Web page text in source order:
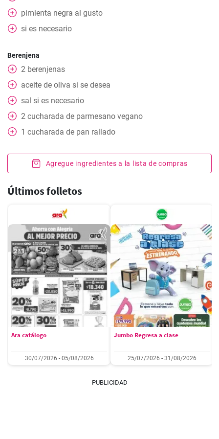
pimienta negra al gusto
si es necesario
Berenjena
2 berenjenas
aceite de oliva si se desea
sal si es necesario
2 cucharada de parmesano vegano
1 cucharada de pan rallado
Agregue ingredientes a la lista de compras
Últimos folletos
Ara catálogo
30/07/2026 - 05/08/2026
Jumbo Regresa a clase
25/07/2026 - 31/08/2026
PUBLICIDAD